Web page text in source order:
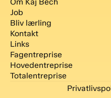
Job
Bliv lærling
Kontakt
Links
Fagentreprise
Hovedentreprise
Totalentreprise